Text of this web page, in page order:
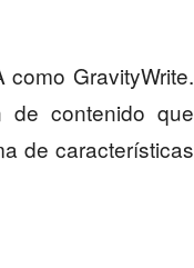
GravityWrite.
de contenido que
de características